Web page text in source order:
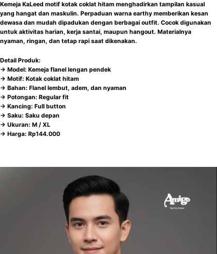
Kemeja KaLeed motif kotak coklat hitam menghadirkan tampilan kasual
yang hangat dan maskulin. Perpaduan warna earthy memberikan kesan
dewasa dan mudah dipadukan dengan berbagai outfit. Cocok digunakan
untuk aktivitas harian, kerja santai, maupun hangout. Materialnya
nyaman, ringan, dan tetap rapi saat dikenakan.
Detail Produk:
-> Model: Kemeja flanel lengan pendek
-> Motif: Kotak coklat hitam
-> Bahan: Flanel lembut, adem, dan nyaman
-> Potongan: Regular fit
-> Kancing: Full button
-> Saku: Saku depan
-> Ukuran: M / XL
-> Harga: Rp144.000